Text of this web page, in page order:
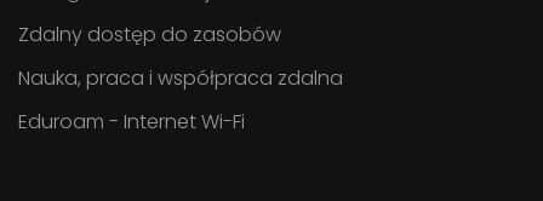
Zdalny dostęp do zasobów
Nauka, praca i współpraca zdalna
Eduroam - Internet Wi-Fi